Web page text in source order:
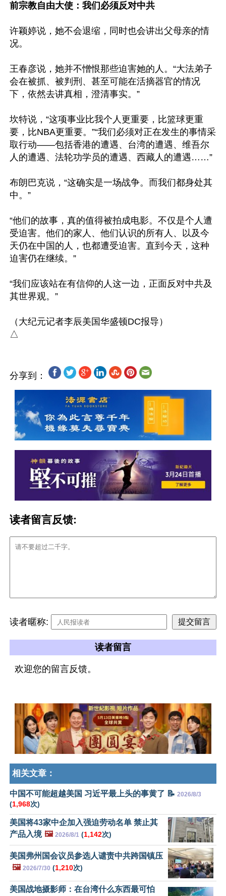
前宗教自由大使：我们必须反对中共
许颖婷说，她不会退缩，同时也会讲出父母亲的情
况。
王春彦说，她并不憎恨那些迫害她的人。“大法弟子
会在被抓、被判刑、甚至可能在活摘器官的情况
下，依然去讲真相，澄清事实。”
坎特说，“这项事业比我个人更重要，比篮球更重
要，比NBA更重要。”“我们必须对正在发生的事情采
取行动——包括香港的遭遇、台湾的遭遇、维吾尔
人的遭遇、法轮功学员的遭遇、西藏人的遭遇……”
布朗巴克说，“这确实是一场战争。而我们都身处其
中。”
“他们的故事，真的值得被拍成电影。不仅是个人遭
受迫害。他们的家人、他们认识的所有人、以及今
天仍在中国的人，也都遭受迫害。直到今天，这种
迫害仍在继续。”
“我们应该站在有信仰的人这一边，正面反对中共及
其世界观。”
（大纪元记者李辰美国华盛顿DC报导）
分享到：
读者留言反馈:
读者暱称:
读者留言
欢迎您的留言反馈。
相关文章：
中国不可能超越美国 习近平最上头的事黄了 📝 2026/8/3
(1,968次)
美国将43家中企加入强迫劳动名单 禁止其
产品入境 🖼️ 2026/8/1 (1,142次)
美国弗州国会议员参选人谴责中共跨国镇压
🖼️ 2026/7/30 (1,210次)
美国战地摄影师：在台湾什么东西最可怕